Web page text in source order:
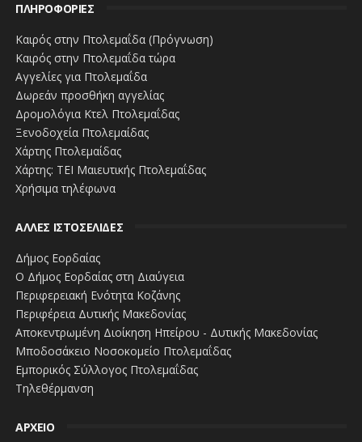
Ελλάδα, τουρκικός αναθεωρητισμός, το
έλλειμμα της Ευρώπης
ΠΛΗΡΟΦΟΡΙΕΣ
Καιρός στην Πτολεμαΐδα (Πρόγνωση)
Καιρός στην Πτολεμαΐδα τώρα
Αγγελίες για Πτολεμαΐδα
Δωρεάν προσθήκη αγγελίας
Δρομολόγια Κτελ Πτολεμαΐδας
Ξενοδοχεία Πτολεμαίδας
Χάρτης Πτολεμαίδας
Χάρτης: ΤΕΙ Μαιευτικής Πτολεμαΐδας
Χρήσιμα τηλέφωνα
ΑΛΛΕΣ ΙΣΤΟΣΕΛΙΔΕΣ
Δήμος Εορδαίας
Ο Δήμος Εορδαίας στη Διαύγεια
Περιφερειακή Ενότητα Κοζάνης
Περιφέρεια Δυτικής Μακεδονίας
Αποκεντρωμένη Διοίκηση Ηπείρου - Δυτικής Μακεδονίας
Μποδοσάκειο Νοσοκομείο Πτολεμαΐδας
Εμπορικός Σύλλογος Πτολεμαΐδας
Τηλεθέρμανση
ΑΡΧΕΙΟ